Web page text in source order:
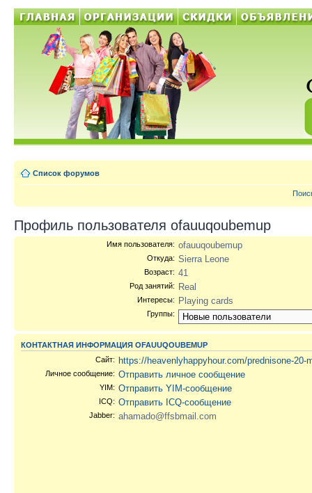
Список форумов
Профиль пользователя ofauuqoubemup
Имя пользователя: ofauuqoubemup
Откуда: Sierra Leone
Возраст: 41
Род занятий: Real
Интересы: Playing cards
Группы:
КОНТАКТНАЯ ИНФОРМАЦИЯ OFAUUQOUBEMUP
Сайт: https://heavenlyhappyhour.com/prednisone-20-
Личное сообщение: Отправить личное сообщение
YIM: Отправить YIM-сообщение
ICQ: Отправить ICQ-сообщение
Jabber: ahamado@ffsbmail.com